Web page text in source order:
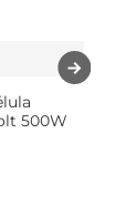
500W